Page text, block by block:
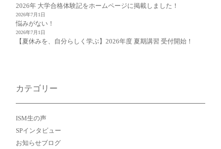
2026年 大学合格体験記をホームページに掲載しました！
悩みがない！
2026年7月1日
【夏休みを、自分らしく学ぶ】2026年度 夏期講習 受付開始！
2026年7月1日
カテゴリー
ISM生の声
SPインタビュー
お知らせブログ